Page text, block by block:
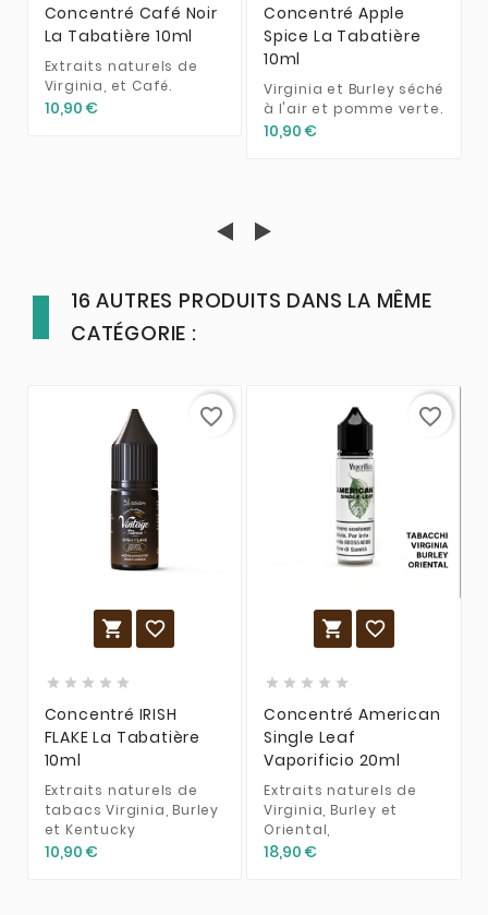
Concentré Café Noir
La Tabatière 10ml
Extraits naturels de
Virginia, et Café.
10,90 €
Concentré Apple
Spice La Tabatière
10ml
Virginia et Burley séché
à l'air et pomme verte.
10,90 €
16 AUTRES PRODUITS DANS LA MÊME
CATÉGORIE :
 
    
Concentré IRISH
FLAKE La Tabatière
10ml
Extraits naturels de
tabacs Virginia, Burley
et Kentucky
10,90 €
favorite_border
 
    
Concentré American
Single Leaf
Vaporificio 20ml
Extraits naturels de
Virginia, Burley et
Oriental,
18,90 €
favorite_border